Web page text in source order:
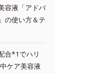
容液「アドバ
の使い方＆テ
合*1でハリ
ケア美容液